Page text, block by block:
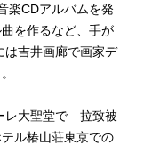
楽CDアルバムを発
を作るなど、手が
は吉井画廊で画家デ
レ大聖堂で 拉致被
ル椿山荘東京での